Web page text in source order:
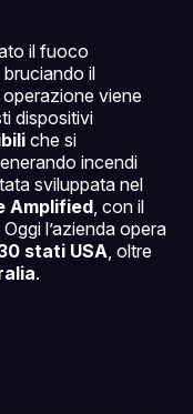
il fuoco
il
viene
dispositivi
che si
incendi
sviluppata nel
Amplified, con il
l’azienda opera
stati USA, oltre
.